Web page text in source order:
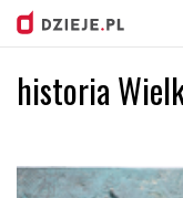
historia